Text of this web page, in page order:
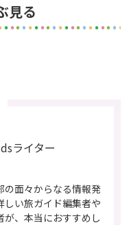
見る
ライター
の面々からなる情報発
い旅ガイド編集者や
、本当におすすめし